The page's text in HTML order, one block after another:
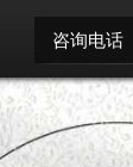
咨询电话